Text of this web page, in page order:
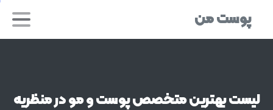
پوست من
لیستبهترینمتخصصپوستومودرمنظریه